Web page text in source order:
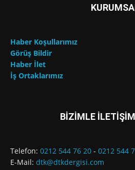
Haber Koşullarımız
Görüş Bildir
Haber İlet
İş Ortaklarımız
BİZİMLE
Telefon: 0212 544 76 20 - 0212 544
E-Mail: dtk@dtkdergisi.com